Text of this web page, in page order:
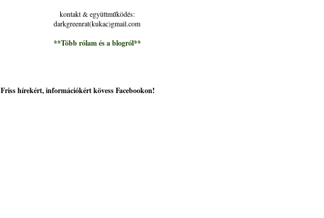
kontakt & együttműködés:
darkgreenrat(kukac)gmail.com
**Több rólam és a blogról**
Friss hírekért, információkért kövess Facebookon!